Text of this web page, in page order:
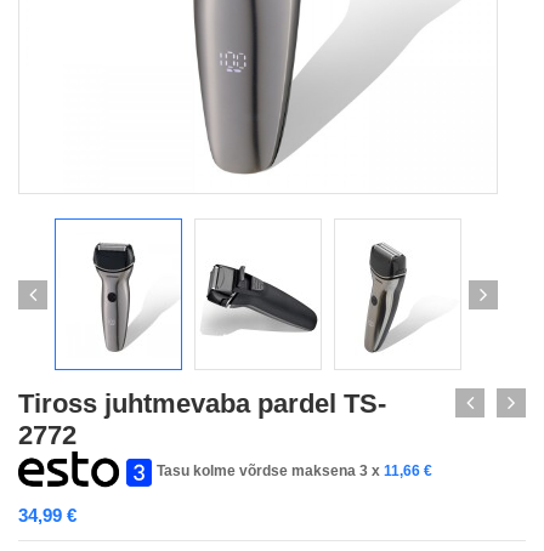
Tiross juhtmevaba pardel TS-
2772
Tasu kolme võrdse maksena 3 x 11,66 €
34,99 €